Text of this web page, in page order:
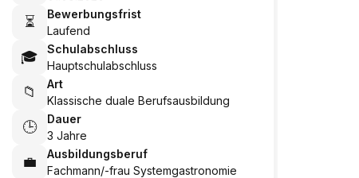
⏳
Bewerbungsfrist
Laufend
🎓
Schulabschluss
Hauptschulabschluss
📁
Art
Klassische duale Berufsausbildung
🕒
Dauer
3 Jahre
💼
Ausbildungsberuf
Fachmann/-frau Systemgastronomie